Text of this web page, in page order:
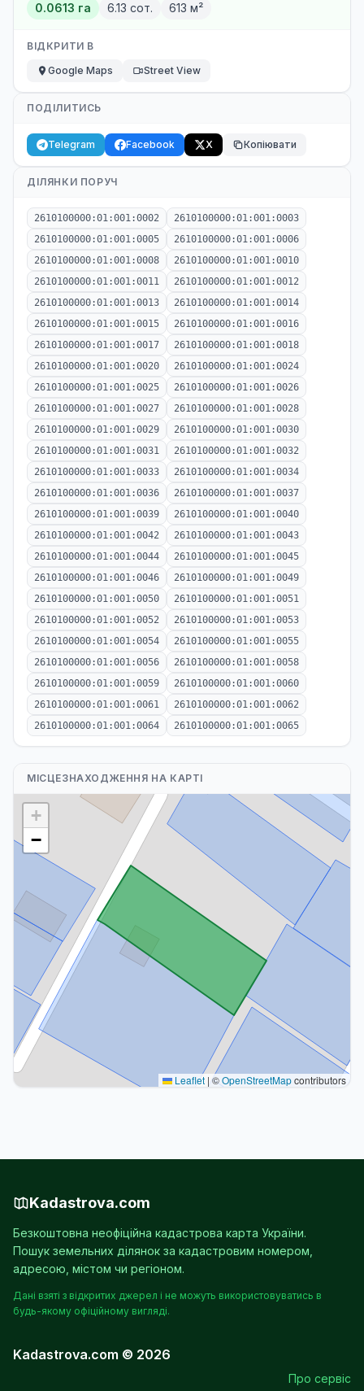
0.0613 га 6.13 сот. 613 м²
ВІДКРИТИ В
Google Maps
Street View
ПОДІЛИТИСЬ
Telegram Facebook X Копіювати
ДІЛЯНКИ ПОРУЧ
2610100000:01:001:0002
2610100000:01:001:0003
2610100000:01:001:0005
2610100000:01:001:0006
2610100000:01:001:0008
2610100000:01:001:0010
2610100000:01:001:0011
2610100000:01:001:0012
2610100000:01:001:0013
2610100000:01:001:0014
2610100000:01:001:0015
2610100000:01:001:0016
2610100000:01:001:0017
2610100000:01:001:0018
2610100000:01:001:0020
2610100000:01:001:0024
2610100000:01:001:0025
2610100000:01:001:0026
2610100000:01:001:0027
2610100000:01:001:0028
2610100000:01:001:0029
2610100000:01:001:0030
2610100000:01:001:0031
2610100000:01:001:0032
2610100000:01:001:0033
2610100000:01:001:0034
2610100000:01:001:0036
2610100000:01:001:0037
2610100000:01:001:0039
2610100000:01:001:0040
2610100000:01:001:0042
2610100000:01:001:0043
2610100000:01:001:0044
2610100000:01:001:0045
2610100000:01:001:0046
2610100000:01:001:0049
2610100000:01:001:0050
2610100000:01:001:0051
2610100000:01:001:0052
2610100000:01:001:0053
2610100000:01:001:0054
2610100000:01:001:0055
2610100000:01:001:0056
2610100000:01:001:0058
2610100000:01:001:0059
2610100000:01:001:0060
2610100000:01:001:0061
2610100000:01:001:0062
2610100000:01:001:0064
2610100000:01:001:0065
МІСЦЕЗНАХОДЖЕННЯ НА КАРТІ
+
−
Leaflet |©OpenStreetMapcontributors
Kadastrova.com
Безкоштовна неофіційна кадастрова карта України.
Пошук земельних ділянок за кадастровим номером,
адресою, містом чи регіоном.
Дані взяті з відкритих джерел і не можуть використовуватись в
будь-якому офіційному вигляді.
Kadastrova.com © 2026
Про сервіс